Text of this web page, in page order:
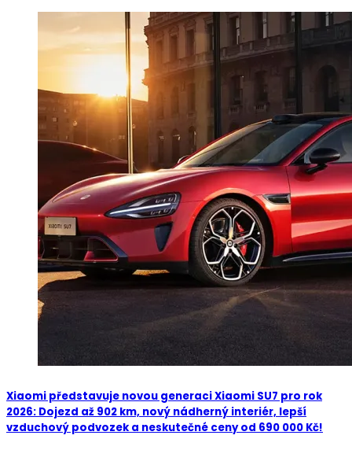
Xiaomi představuje novou generaci Xiaomi SU7 pro rok
2026: Dojezd až 902 km, nový nádherný interiér, lepší
vzduchový podvozek a neskutečné ceny od 690 000 Kč!